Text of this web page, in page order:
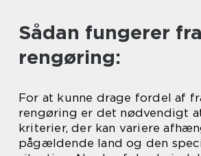
Sådan fungerer
rengøring:
For at kunne drage fordel af
rengøring er det nødvendigt
kriterier, der kan variere
pågældende land og den